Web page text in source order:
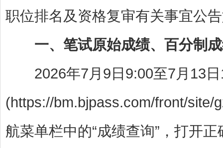
职位排名及资格复审有关事宜公
一、笔试原始成绩、百分制
2026年7月9日9:00至7月13日
(https://bm.bjpass.com/front/site/
航菜单栏中的“成绩查询”，打开